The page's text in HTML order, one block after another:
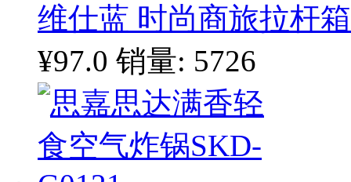
维仕蓝 时尚商旅拉杆
¥97.0 销量: 5726